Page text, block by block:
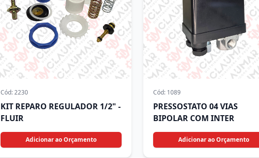
Cód:2230
KIT REPARO REGULADOR 1/2" -
FLUIR
Adicionar ao Orçamento
Cód: 1089
PRESSOSTATO 04 VIAS
BIPOLAR COM INTER
Adicionar ao Orçamento